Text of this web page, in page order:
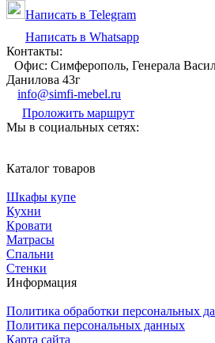
Написать в Telegram
Написать в Whatsapp
Контакты:
Офис: Симферополь, Генерала
Данилова 43г
info@simfi-mebel.ru
Проложить маршрут
Мы в социальных сетях:
Каталог товаров
Шкафы купе
Кухни
Кровати
Матрасы
Cпальни
Стенки
Информация
Политика обработки персональных
Политика персональных данных
Карта сайта